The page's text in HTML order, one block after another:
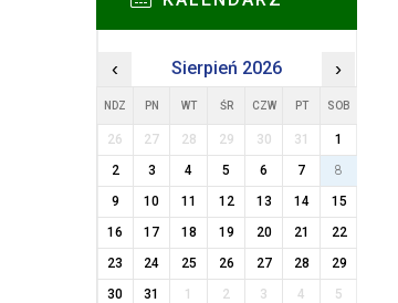
‹ Sierpień 2026 ›
NDZ PN WT ŚR CZW PT SOB
26 27 28 29 30 31
1
2
3 4 5 6 7
8
9
10 11 12 13 14
15
16
17 18 19 20 21
22
23
24 25 26 27 28
29
30
31 1 2 3 4 5